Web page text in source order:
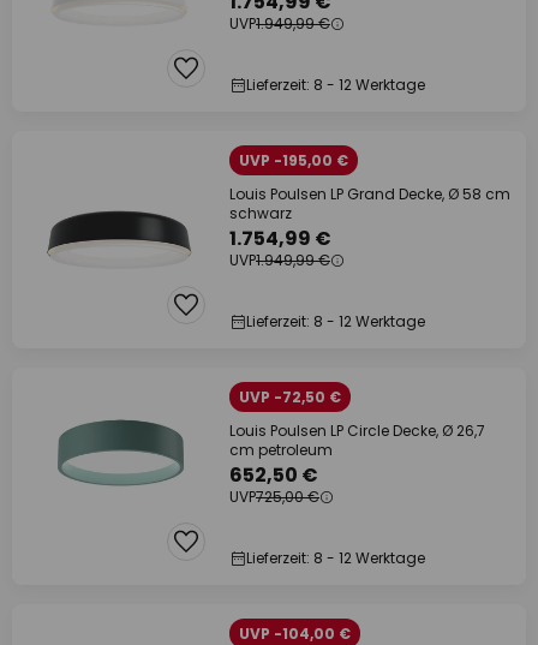
UVP1.949,99 €
Lieferzeit: 8 - 12 Werktage
UVP -195,00 €
Louis Poulsen LP Grand Decke, Ø 58 cm
schwarz
1.754,99 €
UVP1.949,99 €
Lieferzeit: 8 - 12 Werktage
UVP -72,50 €
Louis Poulsen LP Circle Decke, Ø 26,7
cm petroleum
652,50 €
UVP725,00 €
Lieferzeit: 8 - 12 Werktage
UVP -104,00 €